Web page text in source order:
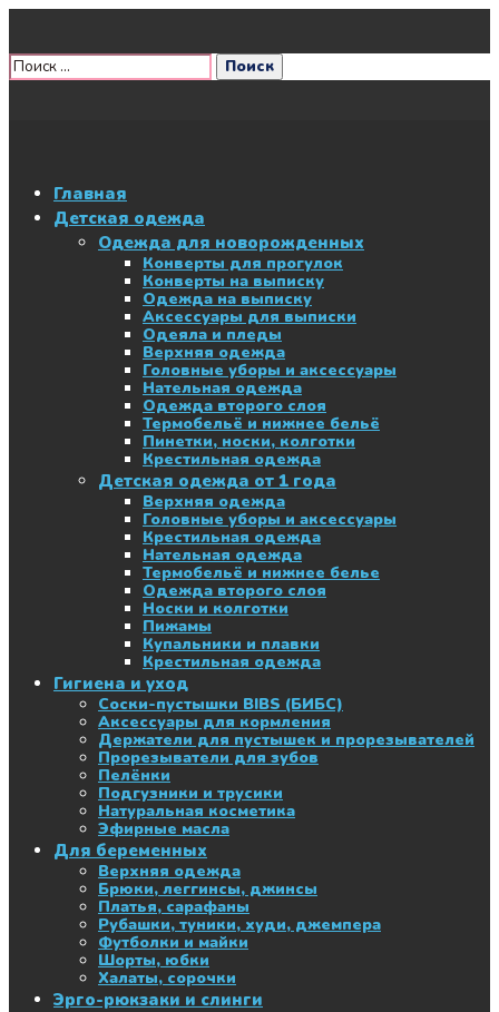
Главная
Детская одежда
Одежда для новорожденных
Конверты для прогулок
Конверты на выписку
Одежда на выписку
Аксессуары для выписки
Одеяла и пледы
Верхняя одежда
Головные уборы и аксессуары
Нательная одежда
Одежда второго слоя
Термобельё и нижнее бельё
Пинетки, носки, колготки
Крестильная одежда
Детская одежда от 1 года
Верхняя одежда
Головные уборы и аксессуары
Крестильная одежда
Нательная одежда
Термобельё и нижнее белье
Одежда второго слоя
Носки и колготки
Пижамы
Купальники и плавки
Крестильная одежда
Гигиена и уход
Соски-пустышки BIBS (БИБС)
Аксессуары для кормления
Держатели для пустышек и прорезывателей
Прорезыватели для зубов
Пелёнки
Подгузники и трусики
Натуральная косметика
Эфирные масла
Для беременных
Верхняя одежда
Брюки, леггинсы, джинсы
Платья, сарафаны
Рубашки, туники, худи, джемпера
Футболки и майки
Шорты, юбки
Халаты, сорочки
Эрго-рюкзаки и слинги